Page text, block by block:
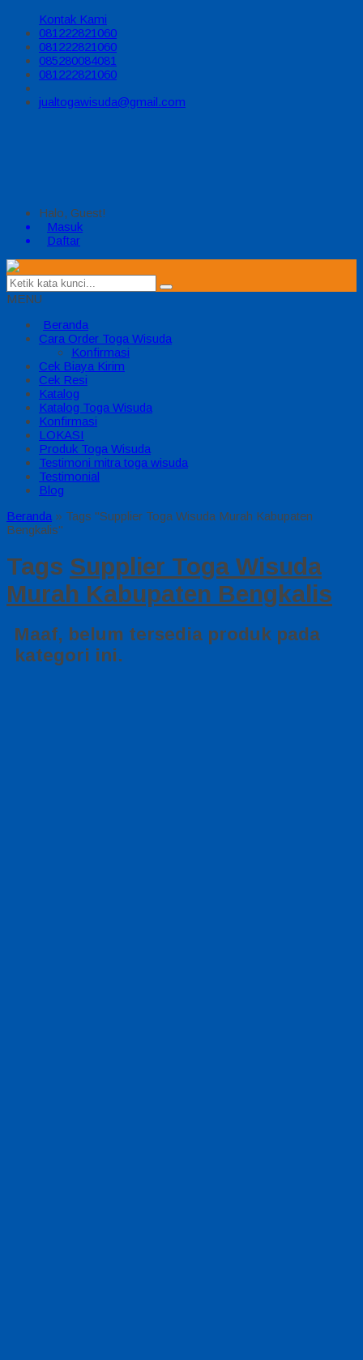
Kontak Kami
081222821060
081222821060
085280084081
081222821060
jualtogawisuda@gmail.com
Halo, Guest!
Masuk
Daftar
MENU
Beranda
Cara Order Toga Wisuda
Konfirmasi
Cek Biaya Kirim
Cek Resi
Katalog
Katalog Toga Wisuda
Konfirmasi
LOKASI
Produk Toga Wisuda
Testimoni mitra toga wisuda
Testimonial
Blog
Beranda » Tags "Supplier Toga Wisuda Murah Kabupaten
Bengkalis"
Tags Supplier Toga Wisuda
Murah Kabupaten Bengkalis
Maaf, belum tersedia produk pada
kategori ini.